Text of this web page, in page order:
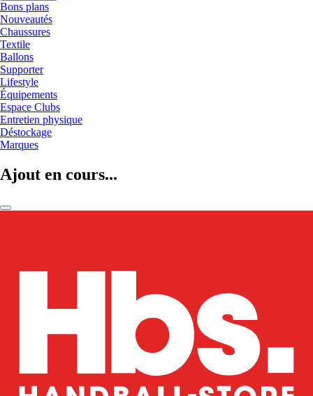
Bons plans
Nouveautés
Chaussures
Textile
Ballons
Supporter
Lifestyle
Équipements
Espace Clubs
Entretien physique
Déstockage
Marques
Ajout en cours...